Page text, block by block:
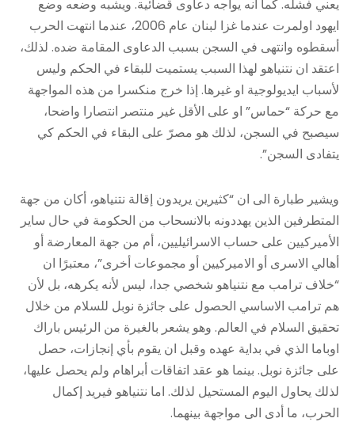
يعني فشله. كما انه يواجه دعاوى قضائية. ويشبه وضعه وضع
ايهود اولمرت عندما غزا لبنان عام 2006، عندما انتهت الحرب
أسقطوه وانتهى في السجن بسبب الدعاوى المقامة ضده. لذلك،
اعتقد ان نتنياهو لهذا السبب يستميت للبقاء في الحكم وليس
لأسباب ايديولوجية او غيرها. إذا خرج منكسرا من هذه المواجهة
مع حركة “حماس” او على الأقل غير منتصر انتصارا واضحا،
سيصبح في السجن، لذلك هو مصرّ على البقاء في الحكم كي
يتفادى السجن”.
ويشير طبارة الى ان “كثيرين يريدون إقالة نتنياهو، أكان من جهة
المتطرفين الذين يهددونه بالانسحاب من الحكومة في حال ساير
الأميركيين على حساب الاسرائيليين، أم من جهة المعارضة أو
أهالي الاسرى أو الاميركيين أو مجموعات أخرى”، معتبرًا ان
“خلاف ترامب مع نتنياهو شخصي جدا، ليس لأنه يكرهه، بل لأن
هم ترامب الاساسي الحصول على جائزة نوبل للسلام من خلال
تحقيق السلام في العالم. وهو يشعر بالغيرة من الرئيس باراك
اوباما الذي في بداية عهده وقبل ان يقوم بأي إنجازات، حصل
على جائزة نوبل. بينما هو عقد اتفاقات أبراهام ولم يحصل عليها،
لذلك يحاول اليوم المستحيل لذلك. اما نتنياهو فيريد إكمال
الحرب، ما أدى الى مواجهة بينهما.